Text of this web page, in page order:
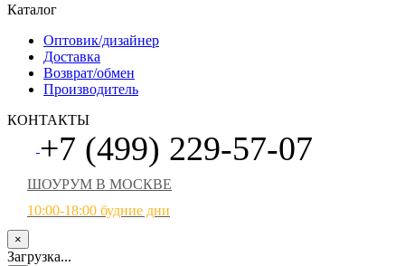
Каталог
Оптовик/дизайнер
Доставка
Возврат/обмен
Производитель
КОНТАКТЫ
+7 (499) 229-57-07
ШОУРУМ В МОСКВЕ
10:00-18:00 будние дни
×
Загрузка...